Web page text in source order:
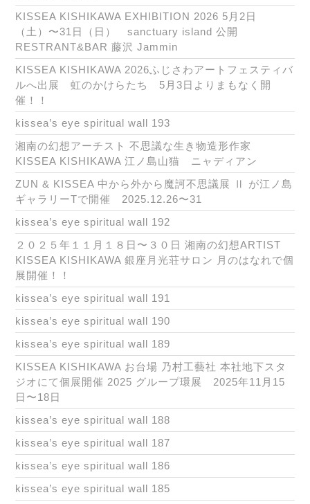
KISSEA KISHIKAWA EXHIBITION 2026 5月2日
（土）〜31日（日） sanctuary island 公開
RESTRANT&BAR 藤沢 Jammin
KISSEA KISHIKAWA 2026ふじさわアートフェスティバ
ルへ出展 虹のかけらたち 5月3日よりまもなく開
催！！
kissea’s eye spiritual wall 193
湘南の幻想アーチスト 不思議な生き物造形作家
KISSEA KISHIKAWA 江ノ島山猫 ニャディアン
ZUN & KISSEA 中から外から魔訶不思議展 Ⅱ が江ノ島
ギャラリーTで開催 2025.12.26〜31
kissea’s eye spiritual wall 192
２０２５年１１月１８日〜３０日 湘南の幻想ARTIST
KISSEA KISHIKAWA 銀座月光荘サロン 月のはなれで個
展開催！！
kissea’s eye spiritual wall 191
kissea’s eye spiritual wall 190
kissea’s eye spiritual wall 189
KISSEA KISHIKAWA お台場 乃村工藝社 本社地下スタ
ジオにて個展開催 2025 グループ環展 2025年11月15
日〜18日
kissea’s eye spiritual wall 188
kissea’s eye spiritual wall 187
kissea’s eye spiritual wall 186
kissea’s eye spiritual wall 185